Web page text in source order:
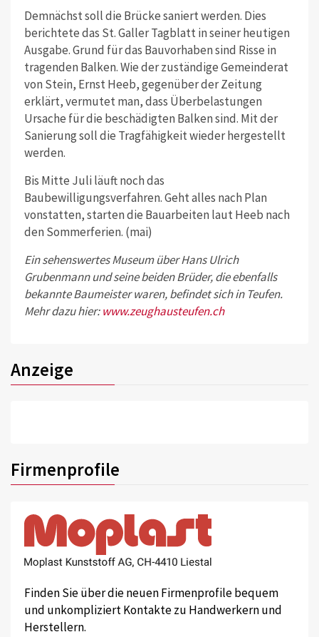
Demnächst soll die Brücke saniert werden. Dies
berichtete das St. Galler Tagblatt in seiner heutigen
Ausgabe. Grund für das Bauvorhaben sind Risse in
tragenden Balken. Wie der zuständige Gemeinderat
von Stein, Ernst Heeb, gegenüber der Zeitung
erklärt, vermutet man, dass Überbelastungen
Ursache für die beschädigten Balken sind. Mit der
Sanierung soll die Tragfähigkeit wieder hergestellt
werden.
Bis Mitte Juli läuft noch das
Baubewilligungsverfahren. Geht alles nach Plan
vonstatten, starten die Bauarbeiten laut Heeb nach
den Sommerferien. (mai)
Ein sehenswertes Museum über Hans Ulrich
Grubenmann und seine beiden Brüder, die ebenfalls
bekannte Baumeister waren, befindet sich in Teufen.
Mehr dazu hier:www.zeughausteufen.ch
Anzeige
Firmenprofile
Finden Sie über die neuen Firmenprofile bequem
und unkompliziert Kontakte zu Handwerkern und
Herstellern.